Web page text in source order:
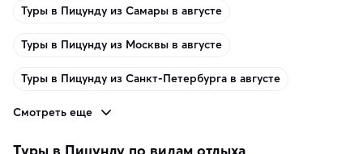
Туры в Пицунду из Самары в августе
Туры в Пицунду из Москвы в августе
Туры в Пицунду из Санкт-Петербурга в августе
Смотреть еще
Туры в Пицунду по видам отдыха